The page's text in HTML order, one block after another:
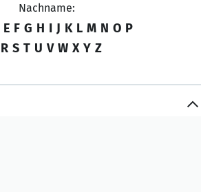
Nachname:
E F G H I J K L M N O P
R S T U V W X Y Z